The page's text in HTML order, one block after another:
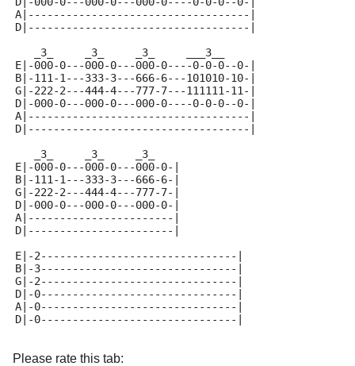
A|-----------------------------------|
D|-----------------------------------|
   _3_     _3_     _3_     ___3__
E|-000-0---000-0---000-0----0-0-0--0-|
B|-111-1---333-3---666-6---101010-10-|
G|-222-2---444-4---777-7---111111-11-|
D|-000-0---000-0---000-0----0-0-0--0-|
A|-----------------------------------|
D|-----------------------------------|
   _3_     _3_     _3_
E|-000-0---000-0---000-0-|
B|-111-1---333-3---666-6-|
G|-222-2---444-4---777-7-|
D|-000-0---000-0---000-0-|
A|-----------------------|
D|-----------------------|
E|-2-------------------------------|
B|-3-------------------------------|
G|-2-------------------------------|
D|-0-------------------------------|
A|-0-------------------------------|
D|-0-------------------------------|
Please rate this tab: